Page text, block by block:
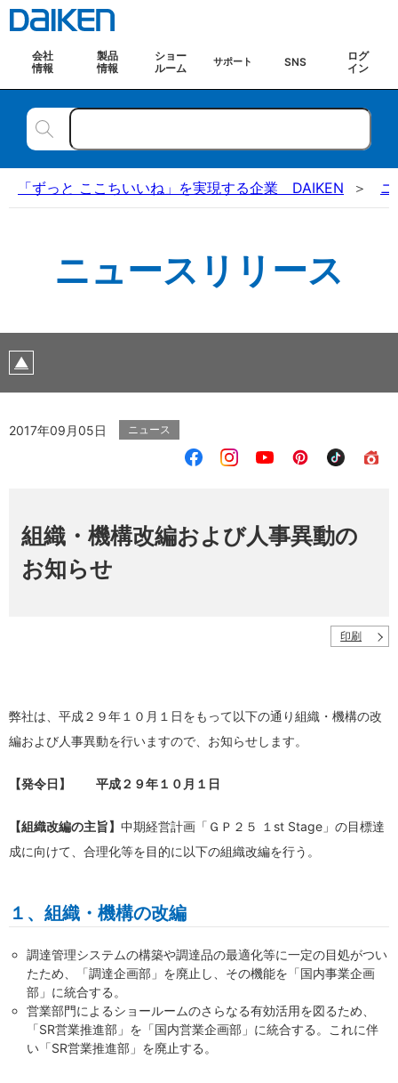
会社
情報
製品
情報
ショー
ルーム
サポート SNS
ログ
イン
「ずっと ここちいいね」を実現する企業 DAIKEN
ニュースリリース
2017年09月05日 ニュース
組織・機構改編および人事異動の
お知らせ
印刷
弊社は、平成２９年１０月１日をもって以下の通り組織・機構の改
編および人事異動を行いますので、お知らせします。
【発令日】 平成２９年１０月１日
【組織改編の主旨】 中期経営計画「ＧＰ２５ １st Stage」の目標達
成に向けて、合理化等を目的に以下の組織改編を行う。
１、組織・機構の改編
調達管理システムの構築や調達品の最適化等に一定の目処がつい
たため、「調達企画部」を廃止し、その機能を「国内事業企画
部」に統合する。
営業部門によるショールームのさらなる有効活用を図るため、
「SR営業推進部」を「国内営業企画部」に統合する。これに伴
い「SR営業推進部」を廃止する。